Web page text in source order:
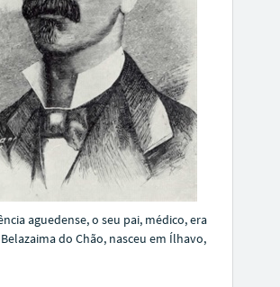
aguedense, o seu pai, médico, era
do Chão, nasceu em Ílhavo,